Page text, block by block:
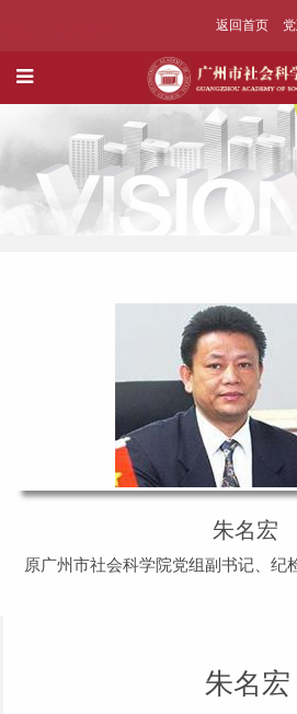
返回首页
朱名宏
原广州市社会科学院党组副书记、纪
朱名宏